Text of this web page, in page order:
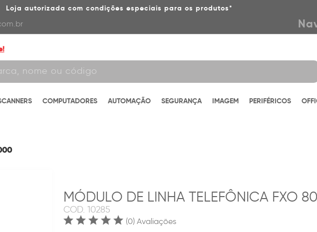
Loja autorizada com condições especiais para os produtos*
COMPUTADORES AUTOMAÇÃO SEGURANÇA IMAGEM PERIFÉRICOS
MÓDULO DE LINHA TELEFÔNICA FXO
COD. 10285
(0) Avaliações